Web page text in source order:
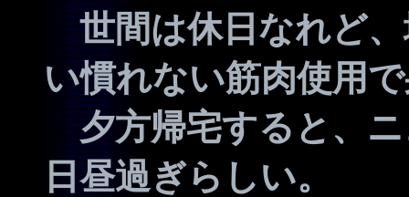
世間は休日なれど、
い慣れない筋肉使用
夕方帰宅すると、
日昼過ぎらしい。